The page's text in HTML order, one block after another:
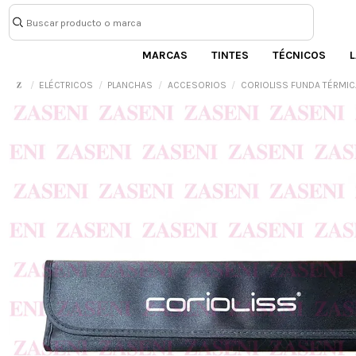
MARCAS TINTES TÉCNICOS
ELÉCTRICOS PLANCHAS ACCESORIOS CORIOLISS FUNDA